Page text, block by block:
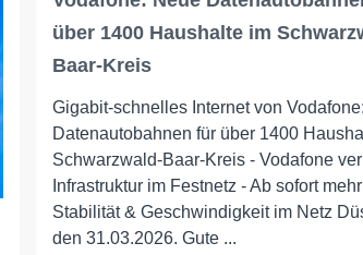
über 1400 Haushalte im
Baar-Kreis
Gigabit-schnelles Internet von
Datenautobahnen für über 1400
Schwarzwald-Baar-Kreis - Vodafone
Infrastruktur im Festnetz - Ab sofort mehr
Stabilität & Geschwindigkeit im Netz
den 31.03.2026. Gute ...